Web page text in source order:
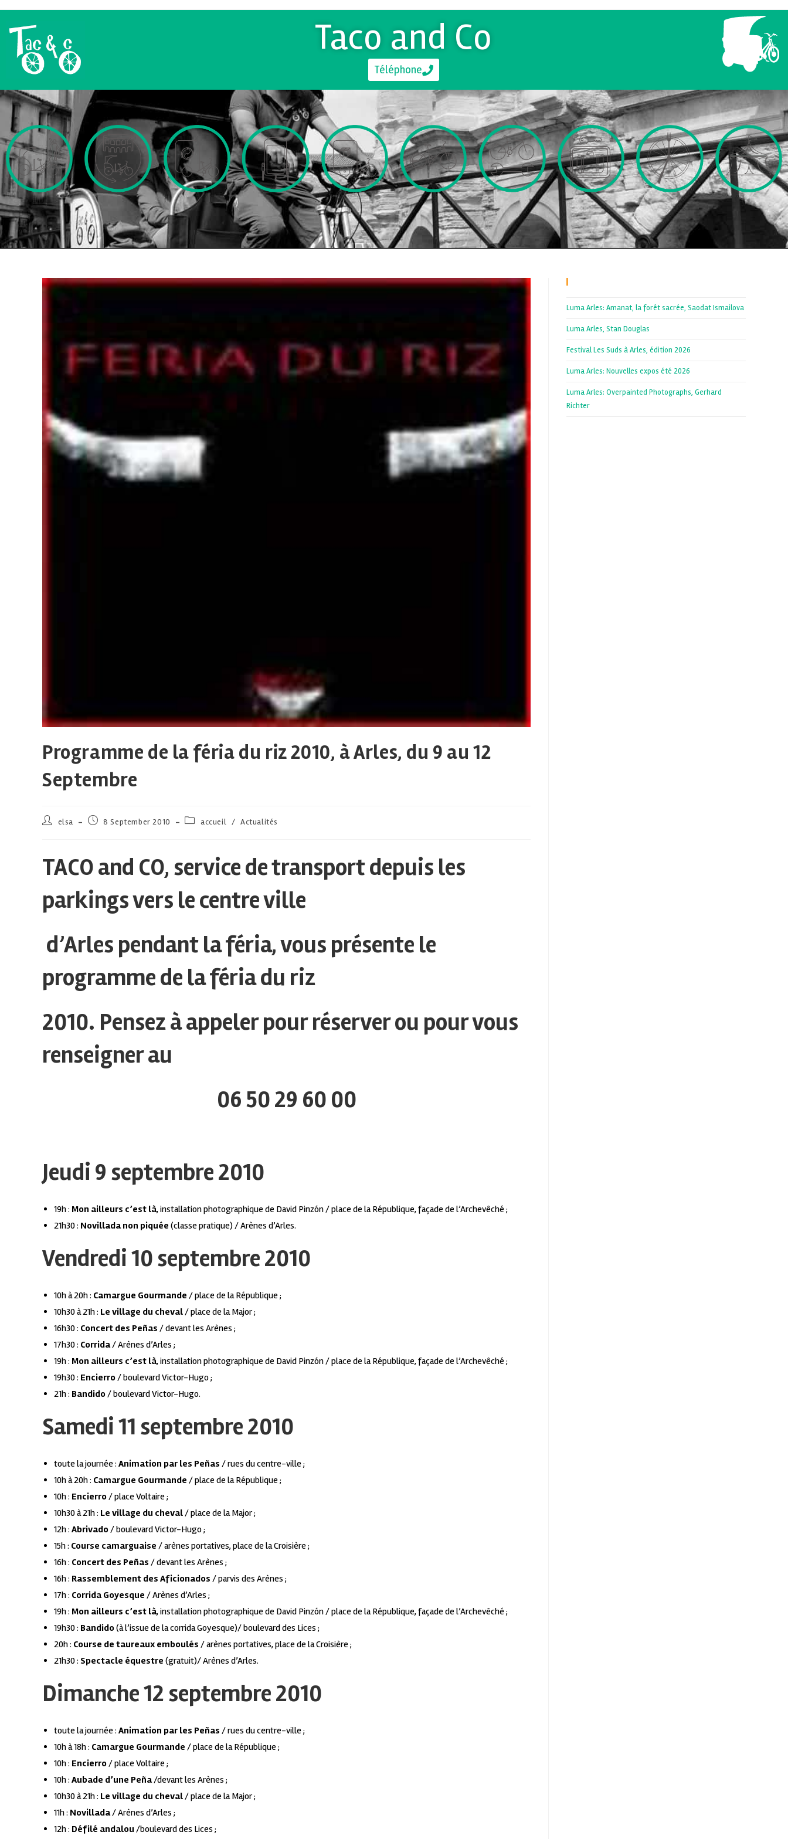
Taco and Co
Téléphone
Programme de la féria du riz 2010, à Arles, du 9 au 12
Septembre
elsa 8 September 2010 accueil / Actualités
TACO and CO, service de transport depuis les
parkings vers le centre ville
d’Arles pendant la féria, vous présente le
programme de la féria du riz
2010. Pensez à appeler pour réserver ou pour vous
renseigner au
06 50 29 60 00
Jeudi 9 septembre 2010
19h : Mon ailleurs c’est là, installation photographique de David Pinzón / place de la République, façade de l’Archevêché ;
21h30 : Novillada non piquée (classe pratique) / Arènes d’Arles.
Vendredi 10 septembre 2010
10h à 20h : Camargue Gourmande / place de la République ;
10h30 à 21h : Le village du cheval/ place de la Major ;
16h30 : Concert des Peñas / devant les Arènes ;
17h30 : Corrida/ Arènes d’Arles ;
19h : Mon ailleurs c’est là, installation photographique de David Pinzón / place de la République, façade de l’Archevêché ;
19h30 : Encierro/ boulevard Victor-Hugo ;
21h : Bandido/ boulevard Victor-Hugo.
Samedi 11 septembre 2010
toute la journée : Animation par les Peñas / rues du centre-ville ;
10h à 20h : Camargue Gourmande / place de la République ;
10h : Encierro/ place Voltaire ;
10h30 à 21h : Le village du cheval/ place de la Major ;
12h : Abrivado/ boulevard Victor-Hugo ;
15h : Course camarguaise / arènes portatives, place de la Croisière ;
16h : Concert des Peñas / devant les Arènes ;
16h : Rassemblement des Aficionados / parvis des Arènes ;
17h : Corrida Goyesque / Arènes d’Arles ;
19h : Mon ailleurs c’est là, installation photographique de David Pinzón / place de la République, façade de l’Archevêché ;
19h30 : Bandido(à l’issue de la corrida Goyesque)/ boulevard des Lices ;
20h : Course de taureaux emboulés / arènes portatives, place de la Croisière ;
21h30 : Spectacle équestre (gratuit)/ Arènes d’Arles.
Dimanche 12 septembre 2010
toute la journée : Animation par les Peñas / rues du centre-ville ;
10h à 18h : Camargue Gourmande / place de la République ;
10h : Encierro/ place Voltaire ;
10h : Aubade d’une Peña/devant les Arènes ;
10h30 à 21h : Le village du cheval/ place de la Major ;
11h : Novillada/ Arènes d’Arles ;
12h : Défilé andalou /boulevard des Lices ;
Luma Arles: Amanat, la forêt sacrée, Saodat Ismailova
Luma Arles, Stan Douglas
Festival Les Suds à Arles, édition 2026
Luma Arles: Nouvelles expos été 2026
Luma Arles: Overpainted Photographs, Gerhard
Richter